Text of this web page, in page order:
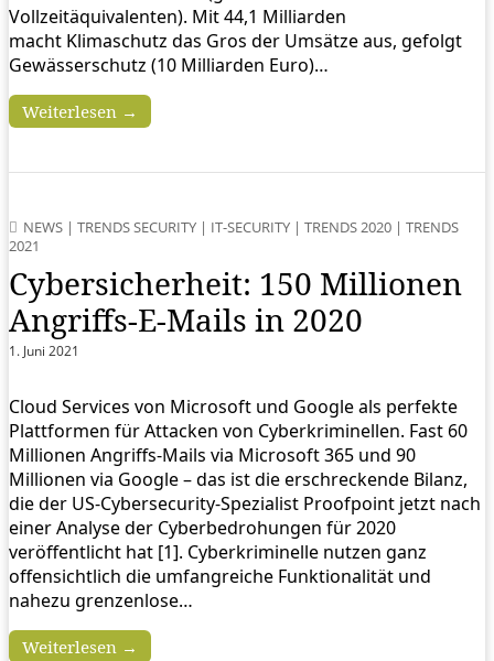
Vollzeitäquivalenten). Mit 44,1 Milliarden
macht Klimaschutz das Gros der Umsätze aus, gefolgt
Gewässerschutz (10 Milliarden Euro)…
Weiterlesen →
NEWS | TRENDS SECURITY | IT-SECURITY | TRENDS 2020 | TRENDS
2021
Cybersicherheit: 150 Millionen
Angriffs-E-Mails in 2020
1. Juni 2021
Cloud Services von Microsoft und Google als perfekte
Plattformen für Attacken von Cyberkriminellen. Fast 60
Millionen Angriffs-Mails via Microsoft 365 und 90
Millionen via Google – das ist die erschreckende Bilanz,
die der US-Cybersecurity-Spezialist Proofpoint jetzt nach
einer Analyse der Cyberbedrohungen für 2020
veröffentlicht hat [1]. Cyberkriminelle nutzen ganz
offensichtlich die umfangreiche Funktionalität und
nahezu grenzenlose…
Weiterlesen →